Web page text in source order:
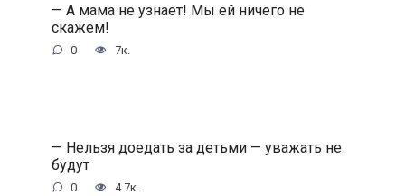
— А мама не узнает! Мы ей ничего не
скажем!
0 7к.
— Нельзя доедать за детьми — уважать не
будут
0 4.7к.